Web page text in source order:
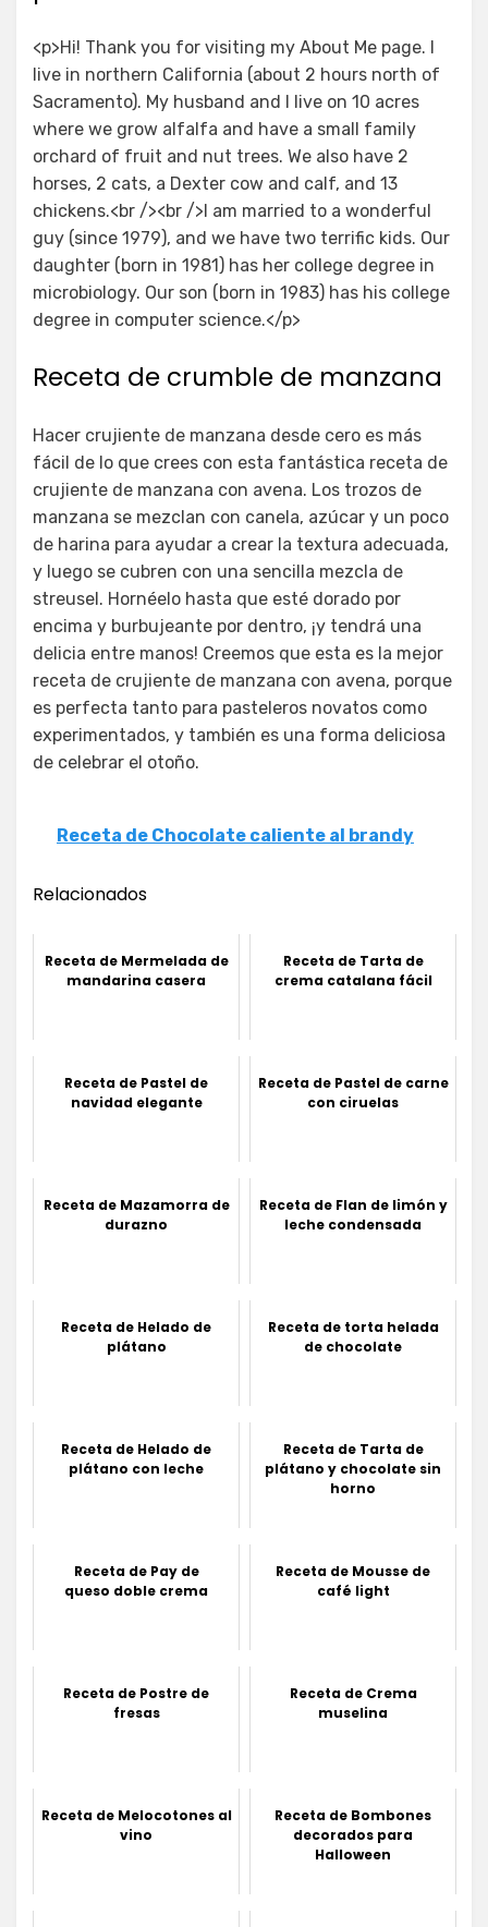
<p>Hi! Thank you for visiting my About Me page. I
live in northern California (about 2 hours north of
Sacramento). My husband and I live on 10 acres
where we grow alfalfa and have a small family
orchard of fruit and nut trees. We also have 2
horses, 2 cats, a Dexter cow and calf, and 13
chickens.<br /><br />I am married to a wonderful
guy (since 1979), and we have two terrific kids. Our
daughter (born in 1981) has her college degree in
microbiology. Our son (born in 1983) has his college
degree in computer science.</p>
Receta de crumble de manzana
Hacer crujiente de manzana desde cero es más
fácil de lo que crees con esta fantástica receta de
crujiente de manzana con avena. Los trozos de
manzana se mezclan con canela, azúcar y un poco
de harina para ayudar a crear la textura adecuada,
y luego se cubren con una sencilla mezcla de
streusel. Hornéelo hasta que esté dorado por
encima y burbujeante por dentro, ¡y tendrá una
delicia entre manos! Creemos que esta es la mejor
receta de crujiente de manzana con avena, porque
es perfecta tanto para pasteleros novatos como
experimentados, y también es una forma deliciosa
de celebrar el otoño.
Receta de Chocolate caliente al brandy
Relacionados
Receta de Mermelada de
mandarina casera
Receta de Tarta de
crema catalana fácil
Receta de Pastel de
navidad elegante
Receta de Pastel de carne
con ciruelas
Receta de Mazamorra de
durazno
Receta de Flan de limón y
leche condensada
Receta de Helado de
plátano
Receta de torta helada
de chocolate
Receta de Helado de
plátano con leche
Receta de Tarta de
plátano y chocolate sin
horno
Receta de Pay de
queso doble crema
Receta de Mousse de
café light
Receta de Postre de
fresas
Receta de Crema
muselina
Receta de Melocotones al
vino
Receta de Bombones
decorados para
Halloween